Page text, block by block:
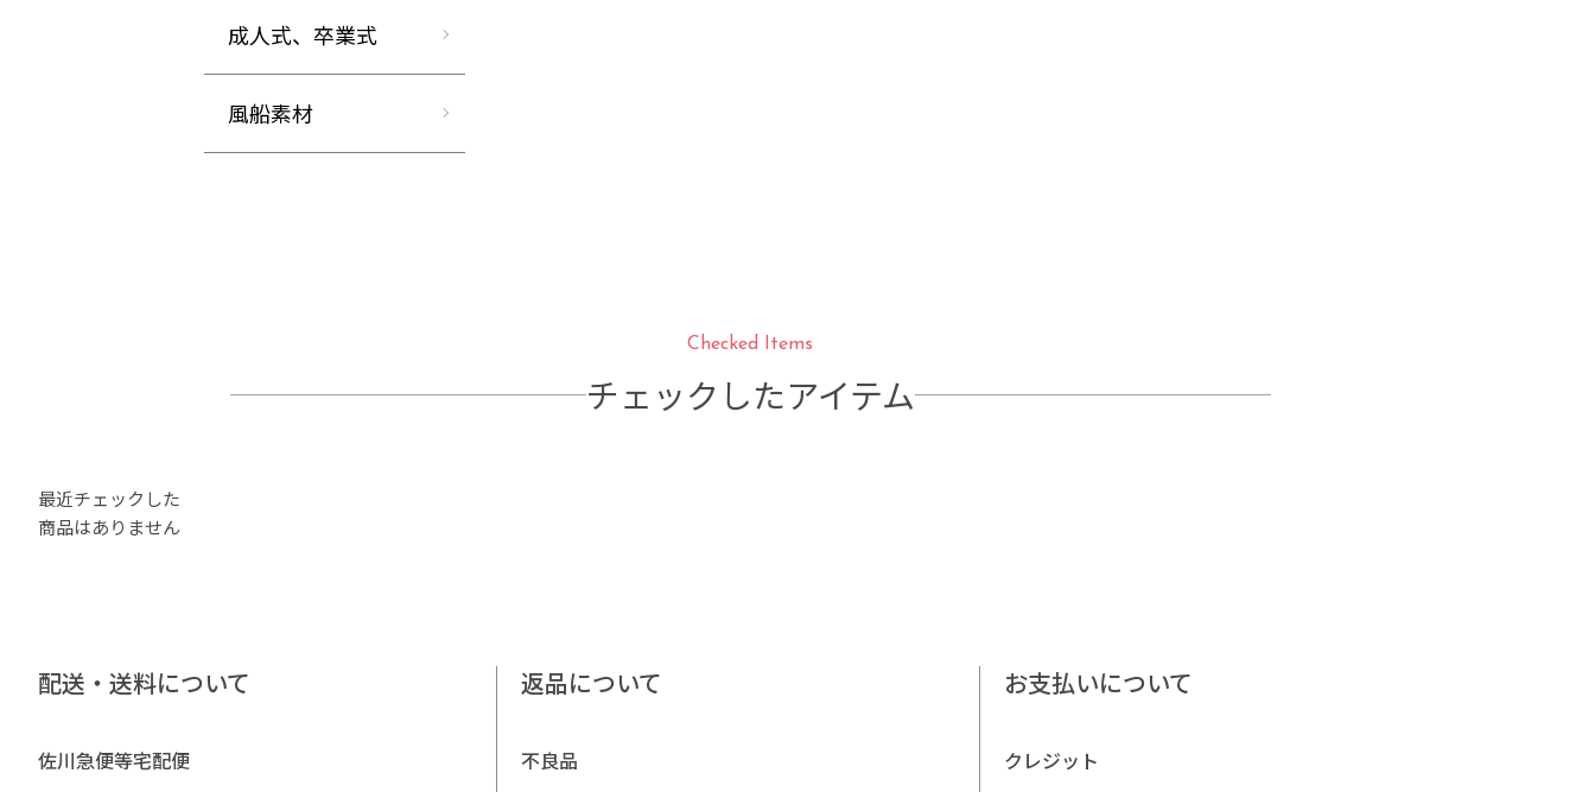
成人式、卒業式
風船素材
Checked Items
チェックしたアイテム
最近チェックした
商品はありません
配送・送料について
佐川急便等宅配便
返品について
不良品
お支払いについて
クレジット